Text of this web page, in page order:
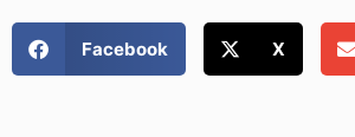
Facebook X